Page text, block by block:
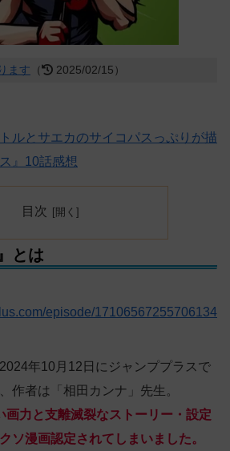
ます （ 2025/02/15）
ルとサエカのサイコパスっぷりが描
』10話感想
目次
とは
episode/17106567255706134
年10月12日にジャンププラスで
作者は「相田カンナ」先生。
画力と支離滅裂なストーリー・設定
ソ漫画認定されてしまいました。